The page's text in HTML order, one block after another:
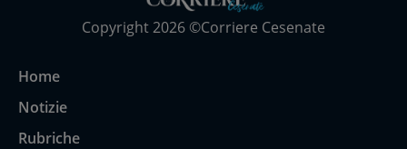
Copyright 2026 ©Corriere Cesenate
Home
Notizie
Rubriche